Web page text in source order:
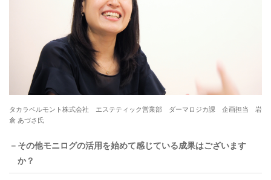
タカラベルモント株式会社 エステティック営業部 ダーマロジカ課 企画担当 岩
倉 あづさ氏
－その他モニログの活用を始めて感じている成果はございます
か？